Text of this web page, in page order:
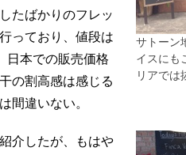
サトーン
イスにも
リアでは
たばかりのフレッ
っており、値段は
日本での販売価格
の割高感は感じる
間違いない。
介したが、もはや